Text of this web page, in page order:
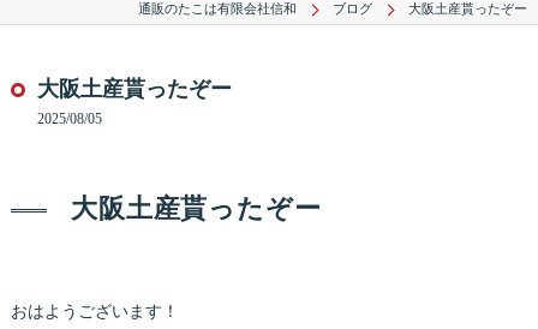
通販のたこは有限会社信和 ブログ 大阪土産貰ったぞー
大阪土産貰ったぞー
2025/08/05
大阪土産貰ったぞー
おはようございます！